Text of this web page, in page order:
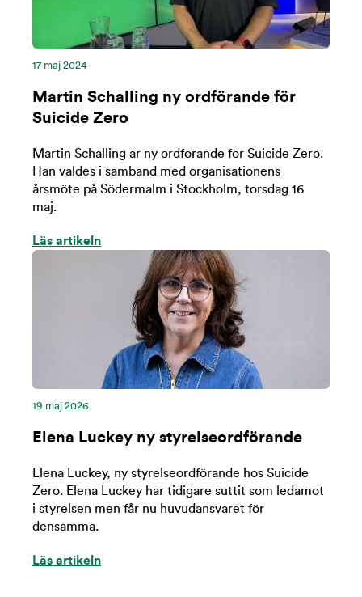
17 maj 2024
Martin Schalling ny ordförande för
Suicide Zero
Martin Schalling är ny ordförande för Suicide Zero.
Han valdes i samband med organisationens
årsmöte på Södermalm i Stockholm, torsdag 16
maj.
Läs artikeln
19 maj 2026
Elena Luckey ny styrelseordförande
Elena Luckey, ny styrelseordförande hos Suicide
Zero. Elena Luckey har tidigare suttit som ledamot
i styrelsen men får nu huvudansvaret för
densamma.
Läs artikeln